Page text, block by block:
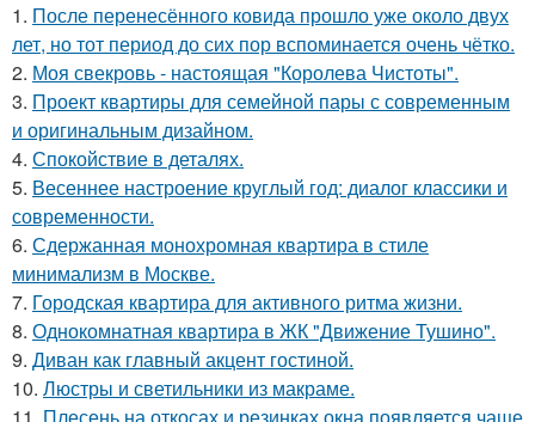
1. После перенесённого ковида прошло уже около двух
лет, но тот период до сих пор вспоминается очень чётко.
2. Моя свекровь - настоящая "Королева Чистоты".
3. Проект квартиры для семейной пары с современным
и оригинальным дизайном.
4. Спокойствие в деталях.
5. Весеннее настроение круглый год: диалог классики и
современности.
6. Сдержанная монохромная квартира в стиле
минимализм в Москве.
7. Городская квартира для активного ритма жизни.
8. Однокомнатная квартира в ЖК "Движение Тушино".
9. Диван как главный акцент гостиной.
10. Люстры и светильники из макраме.